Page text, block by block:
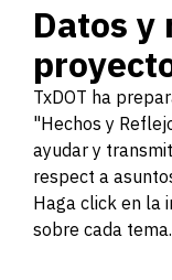
Datos y
TxDOT ha
"Hechos y
ayudar y
respect a
Haga click en la
sobre cada tema.